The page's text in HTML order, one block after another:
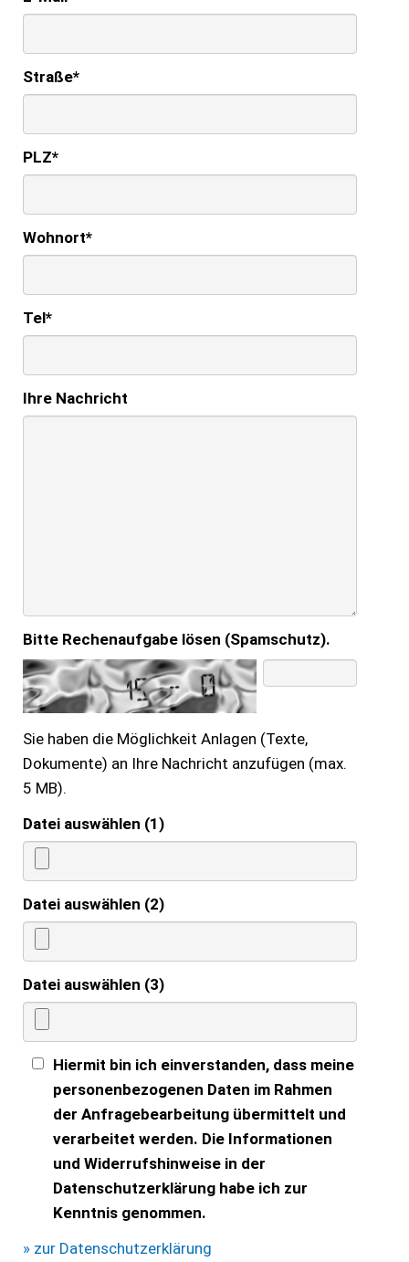
Straße*
PLZ*
Wohnort*
Tel*
Ihre Nachricht
Bitte Rechenaufgabe lösen (Spamschutz).
Sie haben die Möglichkeit Anlagen (Texte,
Dokumente) an Ihre Nachricht anzufügen (max.
5 MB).
Datei auswählen (1)
Datei auswählen (2)
Datei auswählen (3)
Hiermit bin ich einverstanden, dass meine
personenbezogenen Daten im Rahmen
der Anfragebearbeitung übermittelt und
verarbeitet werden. Die Informationen
und Widerrufshinweise in der
Datenschutzerklärung habe ich zur
Kenntnis genommen.
» zur Datenschutzerklärung